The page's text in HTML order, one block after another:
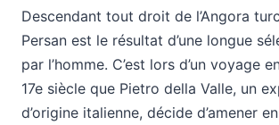
Descendant tout droit de l’Angora
Persan est le résultat d’une longue
par l’homme. C’est lors d’un voyage
17e siècle que Pietro della Valle, un
d’origine italienne, décide d’amener